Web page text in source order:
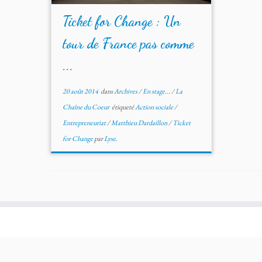
Ticket for Change : Un
tour de France pas comme
...
20 août 2014dansArchives/En stage.../La
Chaîne du Coeur étiquetéAction sociale/
Entrepreneuriat/Matthieu Dardaillon/Ticket
for ChangeparLyse.